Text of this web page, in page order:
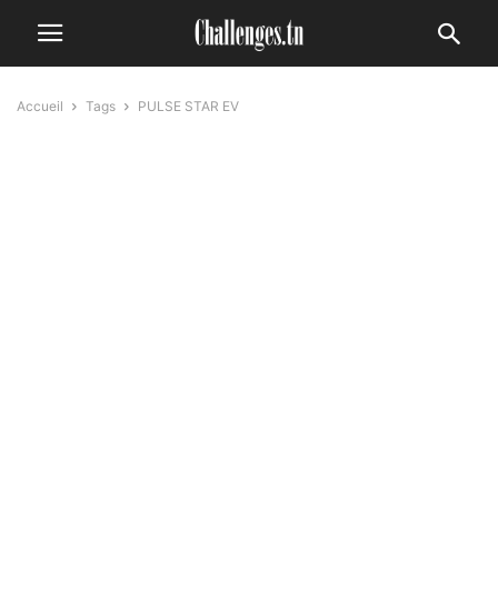
Accueil Tags PULSE STAR EV